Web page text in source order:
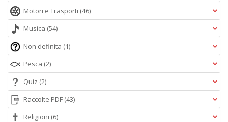
Motori e Trasporti (46)
Musica (54)
Non definita (1)
Pesca (2)
Quiz (2)
Raccolte PDF (43)
Religioni (6)